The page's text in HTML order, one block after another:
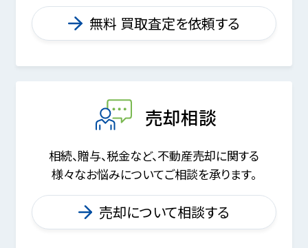
無料 買取査定を依頼する
売却相談
相続、贈与、税金など、不動産売却に関する
様々なお悩みについてご相談を承ります。
売却について相談する